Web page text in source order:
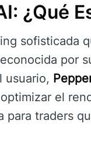
¿Qué
sofisticada
por
usuario,
el
traders